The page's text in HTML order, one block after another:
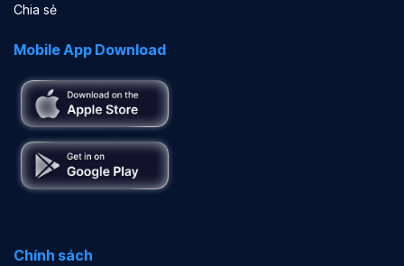
Chia sẻ
Mobile App Download
Chính sách